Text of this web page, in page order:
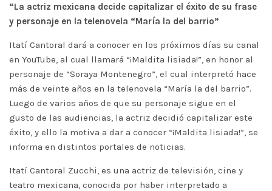
“La actriz mexicana decide capitalizar el éxito de su frase
y personaje en la telenovela “María la del barrio”
Itatí Cantoral dará a conocer en los próximos días su canal
en YouTube, al cual llamará “¡Maldita lisiada!”, en honor al
personaje de “Soraya Montenegro”, el cual interpretó hace
más de veinte años en la telenovela “María la del barrio”.
Luego de varios años de que su personaje sigue en el
gusto de las audiencias, la actriz decidió capitalizar este
éxito, y ello la motiva a dar a conocer “¡Maldita lisiada!”, se
informa en distintos portales de noticias.
Itatí Cantoral Zucchi, es una actriz de televisión, cine y
teatro mexicana, conocida por haber interpretado a